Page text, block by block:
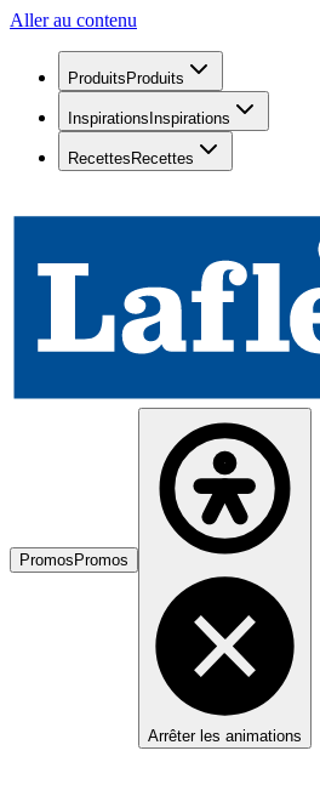
Aller au contenu
Produits Produits
Inspirations Inspirations
Recettes Recettes
Promos Promos
Arrêter les animations